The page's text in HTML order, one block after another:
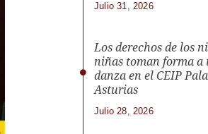
Julio 31, 2026
Los derechos de los
niñas toman forma a
danza en el CEIP
Asturias
Julio 28, 2026